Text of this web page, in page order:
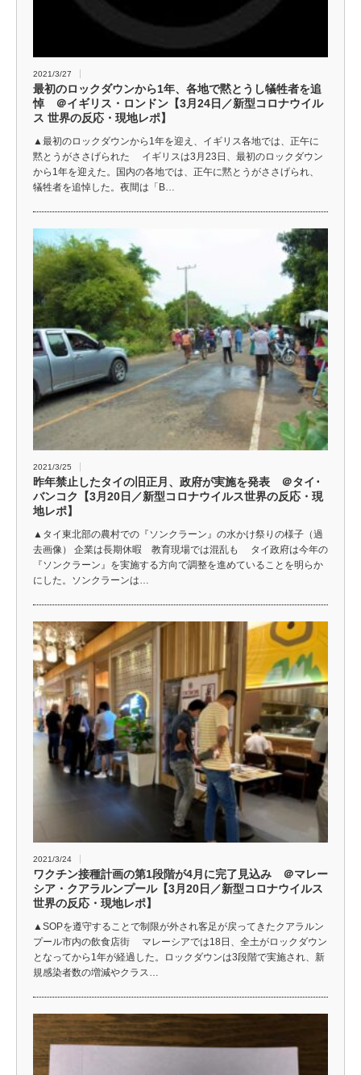
2021/3/27
最初のロックダウンから1年、各地で黙とうし犠牲者を追
悼 ＠イギリス・ロンドン【3月24日／新型コロナウイル
ス 世界の反応・現地レポ】
▲最初のロックダウンから1年を迎え、イギリス各地では、正午に
黙とうがささげられた イギリスは3月23日、最初のロックダウン
から1年を迎えた。国内の各地では、正午に黙とうがささげられ、
犠牲者を追悼した。夜間は「B…
2021/3/25
昨年禁止したタイの旧正月、政府が実施を発表 ＠タイ･
バンコク【3月20日／新型コロナウイルス世界の反応・現
地レポ】
▲タイ東北部の農村での『ソンクラーン』の水かけ祭りの様子（過
去画像） 企業は長期休暇 教育現場では混乱も タイ政府は今年の
『ソンクラーン』を実施する方向で調整を進めていることを明らか
にした。ソンクラーンは…
2021/3/24
ワクチン接種計画の第1段階が4月に完了見込み ＠マレー
シア・クアラルンプール【3月20日／新型コロナウイルス
世界の反応・現地レポ】
▲SOPを遵守することで制限が外され客足が戻ってきたクアラルン
プール市内の飲食店街 マレーシアでは18日、全土がロックダウン
となってから1年が経過した。ロックダウンは3段階で実施され、新
規感染者数の増減やクラス…